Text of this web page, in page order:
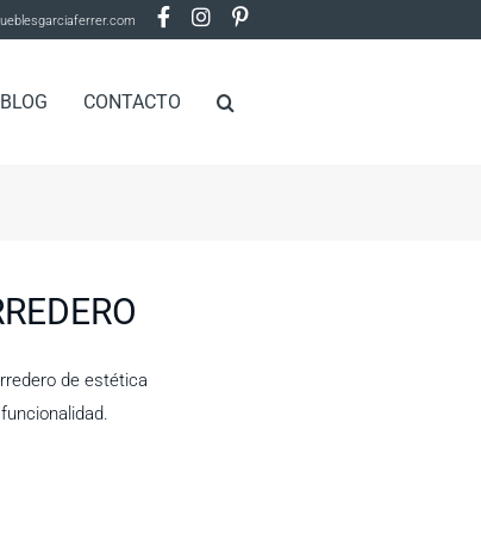
BLOG CONTACTO
de estética